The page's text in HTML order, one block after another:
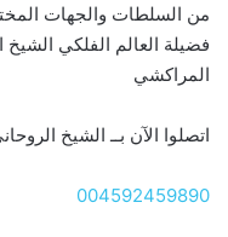
من السلطات والجهات
فضيلة العالم الفلكي
المراكشي
اتصلوا الآن بــ الشيخ
004592459890